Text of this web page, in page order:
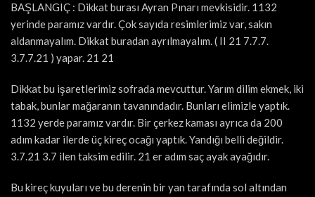
BAŞLANGIÇ : Dikkat burası Ayran Pınarı mevkisidir. 1132
yerinde paramız vardır. Çok sayıda resimlerimiz var, sakın
aldanmayalım. Dikkat buradan ayrılmayalım. ( II 21 7.7.7.
3.7.7.21 ) yapar. 21 21
Dikkat bu işaretlerimiz sofrada mevcuttur. Yarım dilim ekmek, iki
tabak, bunlar mağaranın tavanındadır. Bunları elimizle yaptık.
1132 yerde paramız vardır. Bir çerkez kaması ayrıca da 200
adım kadar ilerde üç kireç ocağı yaptık. Yandığı belli değildir.
3.7.21 3.7 ilen taksim edilir. 21 er adım saç ayak ayağıdır.
Bu kireç kuyuları ve bu derenin bir yan tarafında sol altından